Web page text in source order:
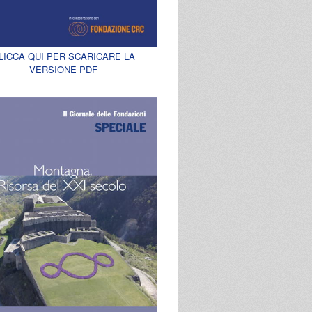
QUI PER SCARICARE LA
VERSIONE PDF